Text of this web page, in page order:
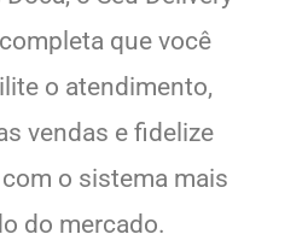
que você
o atendimento,
vendas e fidelize
o sistema mais
do mercado.